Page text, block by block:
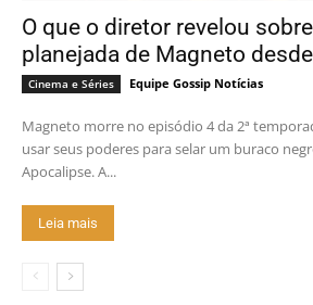
O que o diretor revelou
planejada de Magneto
Cinema e Séries Equipe Gossip Notícias
Magneto morre no episódio 4 da 2ª
usar seus poderes para selar um buraco
Apocalipse. A...
Leia mais